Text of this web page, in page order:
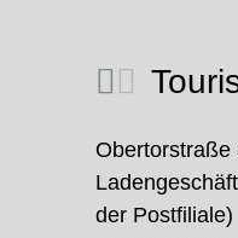
Obertorstraße
der Postfiliale)